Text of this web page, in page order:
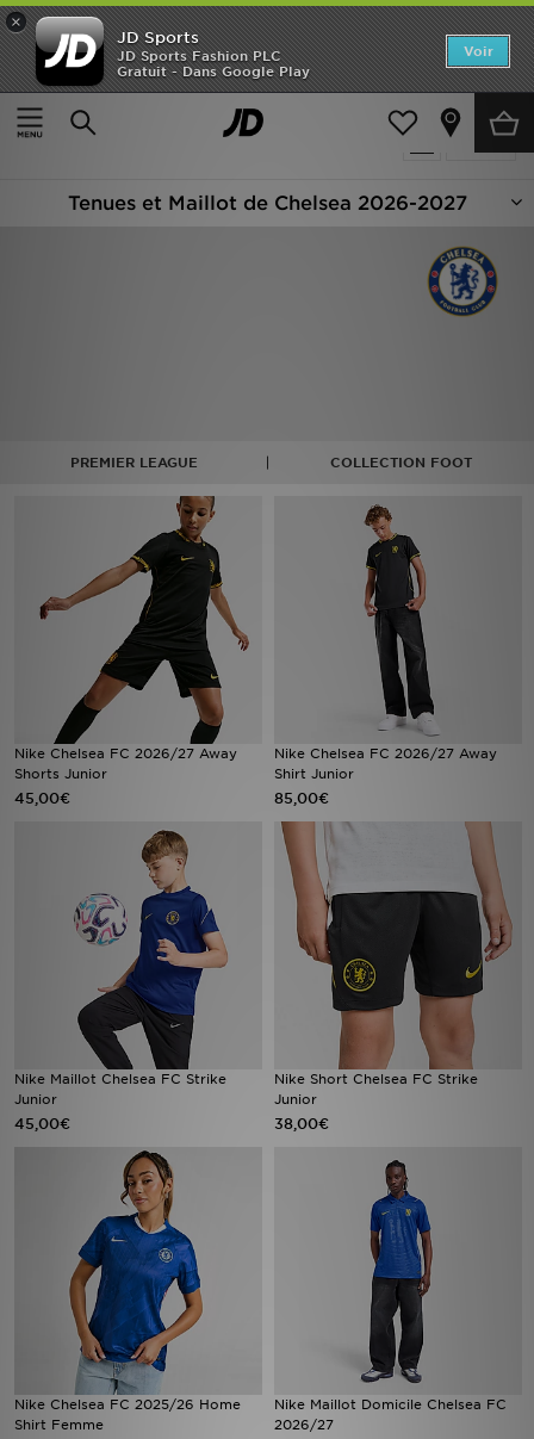
×
JD Sports
JD Sports Fashion PLC
Gratuit - Dans Google Play
Voir
Accueil
Football - Chelsea
Produits 9
Tenues et Maillot de Chelsea 2026-2027
PREMIER LEAGUE COLLECTION FOOT
Nike Chelsea FC 2026/27 Away
Shorts Junior
45,00€
Nike Chelsea FC 2026/27 Away
Shirt Junior
85,00€
Nike Maillot Chelsea FC Strike
Junior
45,00€
Nike Short Chelsea FC Strike
Junior
38,00€
Nike Chelsea FC 2025/26 Home
Shirt Femme
Nike Maillot Domicile Chelsea FC
2026/27
Accueil
Nouveautés
Femme
Mon JD
Suivre Ma Commande
Service client
Nos Magasins
Télécharge l'Appli